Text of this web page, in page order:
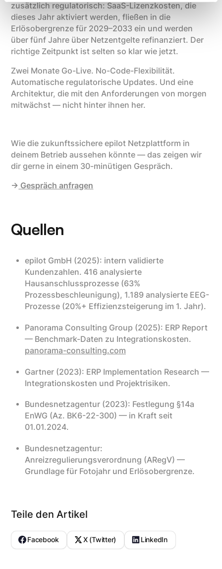
zusätzlich regulatorisch: SaaS-Lizenzkosten, die
dieses Jahr aktiviert werden, fließen in die
Erlösobergrenze für 2029–2033 ein und werden
über fünf Jahre über Netzentgelte refinanziert. Der
richtige Zeitpunkt ist selten so klar wie jetzt.
Zwei Monate Go-Live. No-Code-Flexibilität.
Automatische regulatorische Updates. Und eine
Architektur, die mit den Anforderungen von morgen
mitwächst — nicht hinter ihnen her.
Wie die zukunftssichere epilot Netzplattform in
deinem Betrieb aussehen könnte — das zeigen wir
dir gerne in einem 30-minütigen Gespräch.
→ Gespräch anfragen
Quellen
epilot GmbH (2025): intern validierte
Kundenzahlen. 416 analysierte
Hausanschlussprozesse (63%
Prozessbeschleunigung), 1.189 analysierte EEG-
Prozesse (20%+ Effizienzsteigerung im 1. Jahr).
Panorama Consulting Group (2025): ERP Report
— Benchmark-Daten zu Integrationskosten.
panorama-consulting.com
Gartner (2023): ERP Implementation Research —
Integrationskosten und Projektrisiken.
Bundesnetzagentur (2023): Festlegung §14a
EnWG (Az. BK6-22-300) — in Kraft seit
01.01.2024.
Bundesnetzagentur:
Anreizregulierungsverordnung (ARegV) —
Grundlage für Fotojahr und Erlösobergrenze.
Teile den Artikel
Facebook X (Twitter) LinkedIn